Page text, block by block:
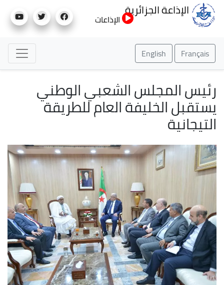
إلى
الإذاعة الجزائرية
الإذاعات
Français
English
رئيس المجلس الشعبي الوطني
يستقبل الخليفة العام للطريقة
التيجانية